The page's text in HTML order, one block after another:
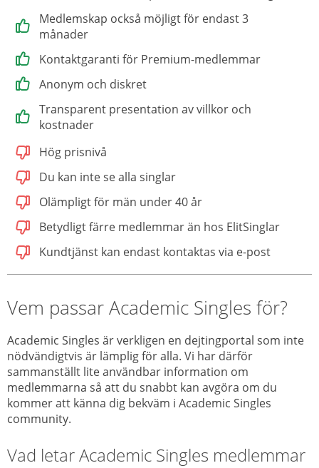
Medlemskap också möjligt för endast 3
månader
Kontaktgaranti för Premium-medlemmar
Anonym och diskret
Transparent presentation av villkor och
kostnader
Hög prisnivå
Du kan inte se alla singlar
Olämpligt för män under 40 år
Betydligt färre medlemmar än hos ElitSinglar
Kundtjänst kan endast kontaktas via e-post
Vem passar Academic Singles för?
Academic Singles är verkligen en dejtingportal som inte
nödvändigtvis är lämplig för alla. Vi har därför
sammanställt lite användbar information om
medlemmarna så att du snabbt kan avgöra om du
kommer att känna dig bekväm i Academic Singles
community.
Vad letar Academic Singles medlemmar